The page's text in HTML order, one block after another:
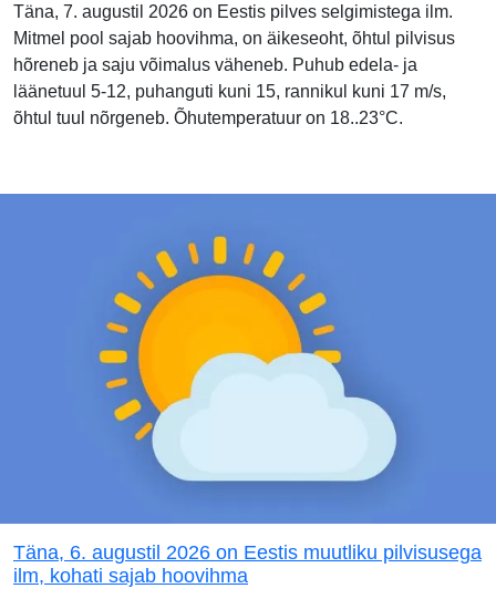
Täna, 7. augustil 2026 on Eestis pilves selgimistega ilm.
Mitmel pool sajab hoovihma, on äikeseoht, õhtul pilvisus
hõreneb ja saju võimalus väheneb. Puhub edela- ja
läänetuul 5-12, puhanguti kuni 15, rannikul kuni 17 m/s,
õhtul tuul nõrgeneb. Õhutemperatuur on 18..23°C.
Täna, 6. augustil 2026 on Eestis muutliku pilvisusega
ilm, kohati sajab hoovihma